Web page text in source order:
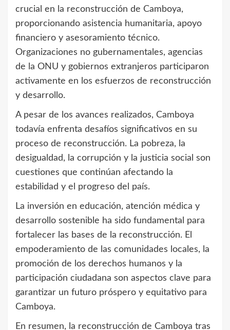
crucial en la reconstrucción de Camboya,
proporcionando asistencia humanitaria, apoyo
financiero y asesoramiento técnico.
Organizaciones no gubernamentales, agencias
de la ONU y gobiernos extranjeros participaron
activamente en los esfuerzos de reconstrucción
y desarrollo.
A pesar de los avances realizados, Camboya
todavía enfrenta desafíos significativos en su
proceso de reconstrucción. La pobreza, la
desigualdad, la corrupción y la justicia social son
cuestiones que continúan afectando la
estabilidad y el progreso del país.
La inversión en educación, atención médica y
desarrollo sostenible ha sido fundamental para
fortalecer las bases de la reconstrucción. El
empoderamiento de las comunidades locales, la
promoción de los derechos humanos y la
participación ciudadana son aspectos clave para
garantizar un futuro próspero y equitativo para
Camboya.
En resumen, la reconstrucción de Camboya tras